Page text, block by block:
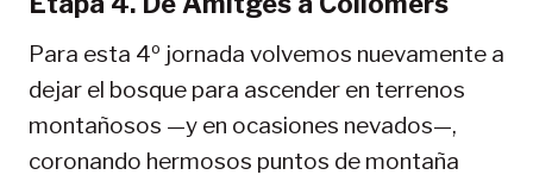
Para esta 4º jornada volvemos nuevamente a
dejar el bosque para ascender en terrenos
montañosos —y en ocasiones nevados—,
coronando hermosos puntos de montaña